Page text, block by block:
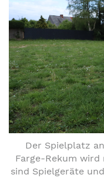
Der Spielplatz
Farge-Rekum
sind Spielgeräte